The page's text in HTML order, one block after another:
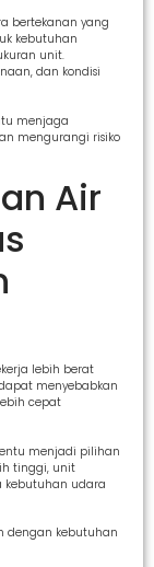
bertekanan yang
kebutuhan
unit.
dan kondisi
menjaga
mengurangi risiko
Air
lebih berat
menyebabkan
cepat
menjadi pilihan
tinggi, unit
kebutuhan udara
dengan kebutuhan